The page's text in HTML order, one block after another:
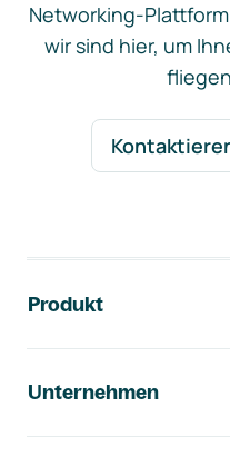
Networking-
wir sind hier, um
Produkt
Unternehmen